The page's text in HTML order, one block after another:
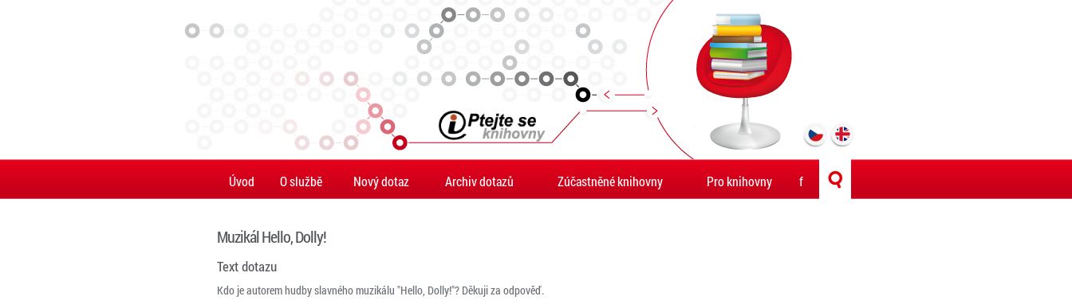
Úvod O službě Nový dotaz Archiv dotazů Zúčastněné knihovny Pro knihovny f
Muzikál Hello, Dolly!
Text dotazu
Kdo je autorem hudby slavného muzikálu "Hello, Dolly!"? Děkuji za odpověď.